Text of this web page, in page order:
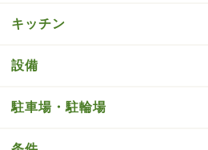
キッチン
設備
駐車場・駐輪場